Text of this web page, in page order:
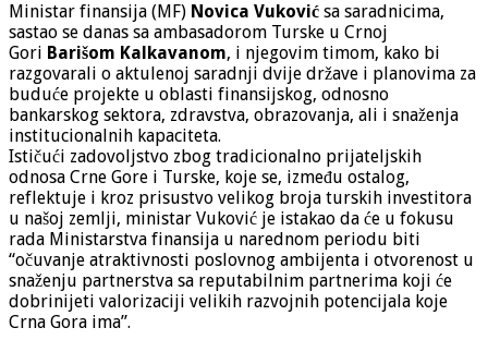
Ministar finansija (MF) Novica Vuković sa saradnicima,
sastao se danas sa ambasadorom Turske u Crnoj
Gori Barišom Kalkavanom, i njegovim timom, kako bi
razgovarali o aktulenoj saradnji dvije države i planovima za
buduće projekte u oblasti finansijskog, odnosno
bankarskog sektora, zdravstva, obrazovanja, ali i snaženja
institucionalnih kapaciteta.
Ističući zadovoljstvo zbog tradicionalno prijateljskih
odnosa Crne Gore i Turske, koje se, između ostalog,
reflektuje i kroz prisustvo velikog broja turskih investitora
u našoj zemlji, ministar Vuković je istakao da će u fokusu
rada Ministarstva finansija u narednom periodu biti
“očuvanje atraktivnosti poslovnog ambijenta i otvorenost u
snaženju partnerstva sa reputabilnim partnerima koji će
dobrinijeti valorizaciji velikih razvojnih potencijala koje
Crna Gora ima”.